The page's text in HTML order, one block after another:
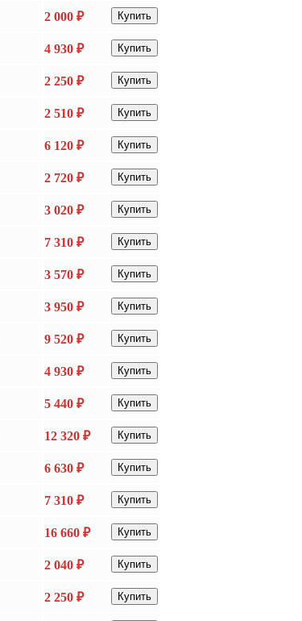
2 000 ₽ Купить
4 930 ₽ Купить
2 250 ₽ Купить
2 510 ₽ Купить
6 120 ₽ Купить
2 720 ₽ Купить
3 020 ₽ Купить
7 310 ₽ Купить
3 570 ₽ Купить
3 950 ₽ Купить
9 520 ₽ Купить
4 930 ₽ Купить
5 440 ₽ Купить
12 320 ₽ Купить
6 630 ₽ Купить
7 310 ₽ Купить
16 660 ₽ Купить
2 040 ₽ Купить
2 250 ₽ Купить